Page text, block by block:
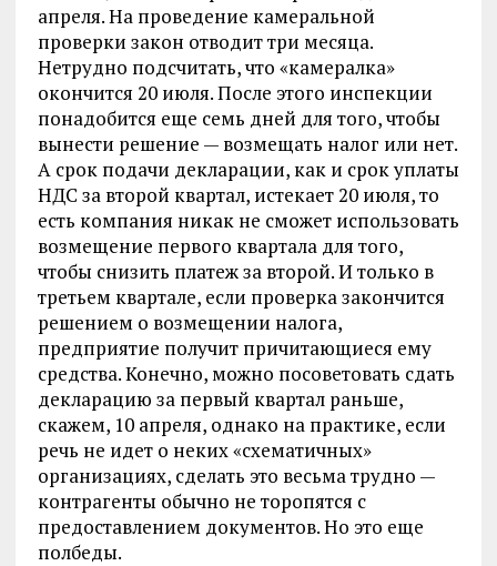
апреля. На проведение камеральной
проверки закон отводит три месяца.
Нетрудно подсчитать, что «камералка»
окончится 20 июля. После этого инспекции
понадобится еще семь дней для того, чтобы
вынести решение — возмещать налог или нет.
А срок подачи декларации, как и срок уплаты
НДС за второй квартал, истекает 20 июля, то
есть компания никак не сможет использовать
возмещение первого квартала для того,
чтобы снизить платеж за второй. И только в
третьем квартале, если проверка закончится
решением о возмещении налога,
предприятие получит причитающиеся ему
средства. Конечно, можно посоветовать сдать
декларацию за первый квартал раньше,
скажем, 10 апреля, однако на практике, если
речь не идет о неких «схематичных»
организациях, сделать это весьма трудно —
контрагенты обычно не торопятся с
предоставлением документов. Но это еще
полбеды.